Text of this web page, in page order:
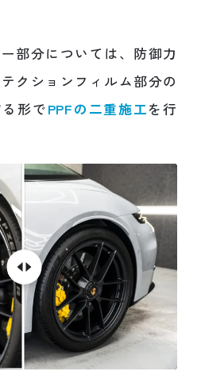
部分については、防御力
クションフィルム部分の
形でPPFの二重施工を行